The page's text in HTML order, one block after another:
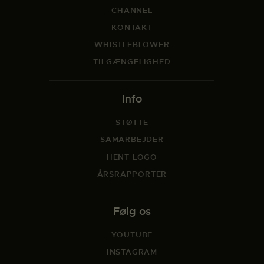
CHANNEL
KONTAKT
WHISTLEBLOWER
TILGÆNGELIGHED
Info
STØTTE
SAMARBEJDER
HENT LOGO
ÅRSRAPPORTER
Følg os
YOUTUBE
INSTAGRAM